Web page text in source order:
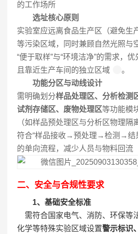
的工作场所
选址核心原则
实验室应远离食品生产区（避免生
等污染区域，同时兼顾自然光照与
“便于取样”与“环境洁净”的需求，
且靠近生产车间的独立区域
。
功能分区与动线设计
需明确划分样品处理区、分析检测
试剂存储区、废物处理区等功能模
（如样品预处理区与分析区物理隔
符合“样品接收→预处理→检测→结
的单向流程，减少人员与物料回流
二、安全与合规性要求
1、基础安全标准
需符合国家电气、消防、环保等
化学等特殊实验区域设置警示标识